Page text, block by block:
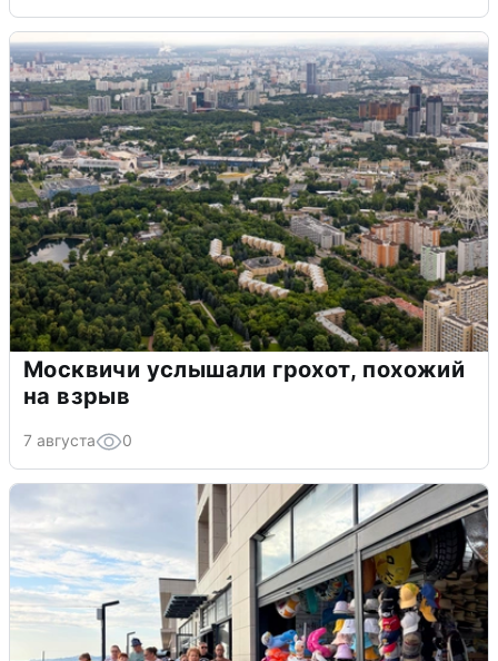
Москвичи услышали грохот, похожий
на взрыв
7 августа 0